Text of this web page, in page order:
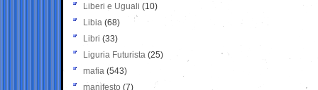
Liberi e Uguali (10)
Libia (68)
Libri (33)
Liguria Futurista (25)
mafia (543)
manifesto (7)